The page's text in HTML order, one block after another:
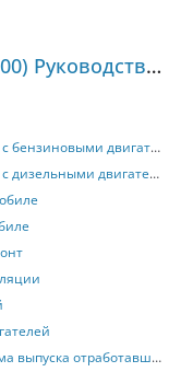
Volkswagen Passat B5 (1996-2000) Руководство по ремонту и техническому обслуживанию
двигателями
двигателями
отработавших газов